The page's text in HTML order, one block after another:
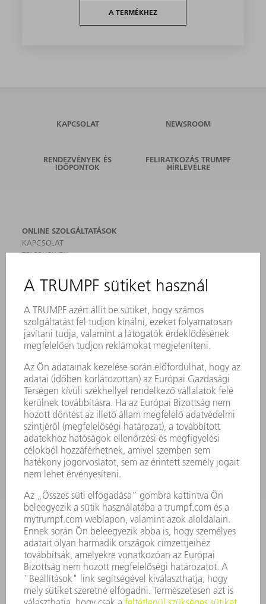
A TERMÉKHEZ
KAPCSOLAT NEWSROOM
RENDEZVÉNYEK ÉS
IDŐPONTOK
FELIRATKOZÁS TRUMPF
HÍRLEVÉLRE
ONLINE SZOLGÁLTATÁSOK
KAPCSOLAT
TELEPHELYEK
FELIRATKOZÁS HÍRLEVÉLRE
MYTRUMPF
TERMÉKEK
GÉPEK & RENDSZEREK
LÉZER
TELJESÍTMÉNYELEKTRONIKA
ELEKTROMOS KÉZIGÉPEK
SMART FACTORY
SZOFTVER
SZOLGÁLTATÁSOK
ALKALMAZÁSOK
ÁGAZATOK
A VÁLLALAT
KARRIER
ÁLLÁSAJÁNLATOK
VÁLLALAT PROFIL
ÜGYVEZETÉS
ÜZLETI JELENTÉS
A VÁLLALAT ALAPELVEI
COMPLIANCE
BEJELENTŐ RENDSZER
BIZTONSÁG
SAJTÓKÖZLEMÉNYEK
MAGAZIN
FENNTARTHATÓSÁG
KÖRNYEZET & ÉGHAJLAT
SZOCIÁLIS ÜGYEK & TÁRSADALOM